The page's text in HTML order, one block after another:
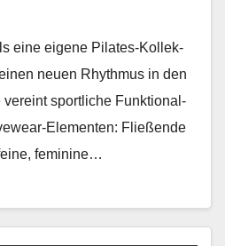
eine eigene Pilates-Kollek­
neuen Rhyth­mus in den
vere­int sportliche Funk­tion­al­
Ele­menten: Fließende
fem­i­nine…